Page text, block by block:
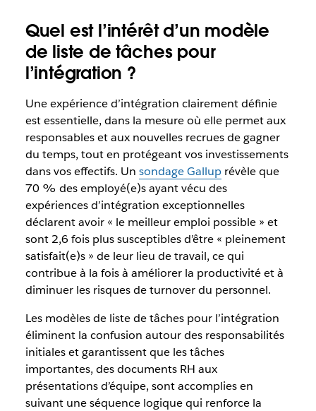
Quel est l’intérêt d’un modèle
de liste de tâches pour
l’intégration ?
Une expérience d’intégration clairement définie
est essentielle, dans la mesure où elle permet aux
responsables et aux nouvelles recrues de gagner
du temps, tout en protégeant vos investissements
dans vos effectifs. Un sondage Galluprévèle que
70 % des employé(e)s ayant vécu des
expériences d’intégration exceptionnelles
déclarent avoir « le meilleur emploi possible » et
sont 2,6 fois plus susceptibles d’être « pleinement
satisfait(e)s » de leur lieu de travail, ce qui
contribue à la fois à améliorer la productivité et à
diminuer les risques de turnover du personnel.
Les modèles de liste de tâches pour l’intégration
éliminent la confusion autour des responsabilités
initiales et garantissent que les tâches
importantes, des documents RH aux
présentations d’équipe, sont accomplies en
suivant une séquence logique qui renforce la